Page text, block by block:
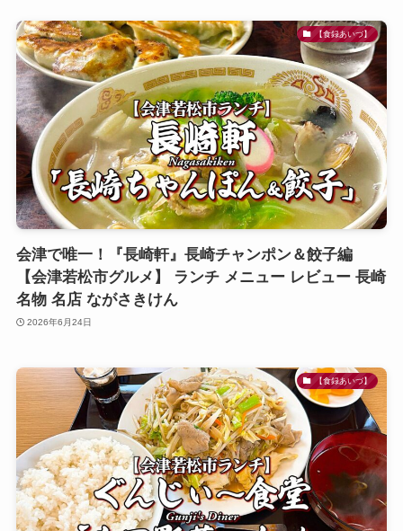
【食録あいづ】
会津で唯一！『長崎軒』長崎チャンポン＆餃子編
【会津若松市グルメ】 ランチ メニュー レビュー 長崎
名物 名店 ながさきけん
2026年6月24日
【食録あいづ】